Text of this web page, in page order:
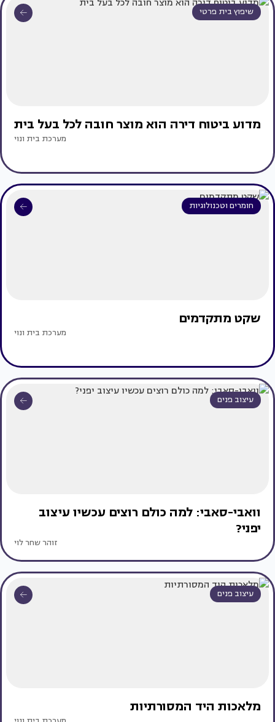
שיפוץ בית פרטי
מדוע ביטוח דירה הוא מוצר חובה לכל בעל בית
מערכת בית ונוי
חומרים וטכנולוגיות
שקט מתקדמים
מערכת בית ונוי
עיצוב פנים
וואבי-סאבי: למה כולם רוצים עכשיו עיצוב
יפני?
זוהר שחר לוי
עיצוב פנים
מלאכות היד המסורתיות